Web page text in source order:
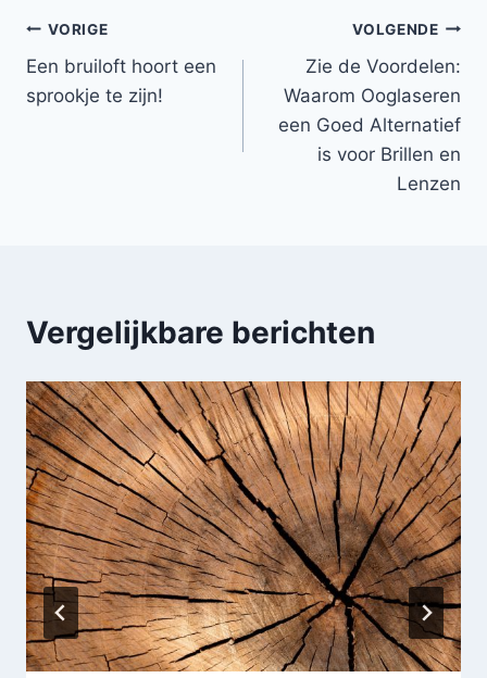
Bericht
navigatie
VORIGE
Een bruiloft hoort een
sprookje te zijn!
VOLGENDE
Zie de Voordelen:
Waarom Ooglaseren
een Goed Alternatief
is voor Brillen en
Lenzen
Vergelijkbare berichten